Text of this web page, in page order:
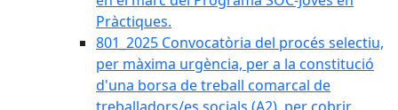
Pràctiques.
801_2025 Convocatòria del procés selectiu,
per màxima urgència, per a la constitució
d'una borsa de treball comarcal de